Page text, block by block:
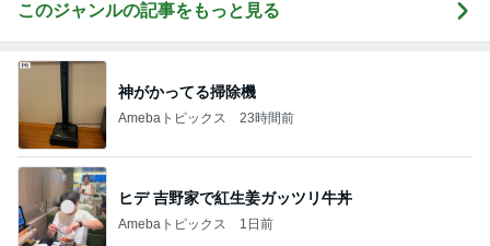
このジャンルの記事をもっと見る
神がかってる掃除機
Amebaトピックス 23時間前
ヒデ 吉野家で紅生姜ガッツリ牛丼
Amebaトピックス 1日前